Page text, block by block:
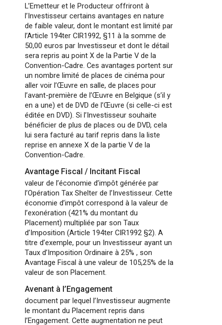
L’Emetteur et le Producteur offriront à
l’Investisseur certains avantages en nature
de faible valeur, dont le montant est limité par
l’Article 194ter CIR1992, §11 à la somme de
50,00 euros par Investisseur et dont le détail
sera repris au point X de la Partie V de la
Convention-Cadre. Ces avantages portent sur
un nombre limité de places de cinéma pour
aller voir l’Œuvre en salle, de places pour
l’avant-première de l’Œuvre en Belgique (s’il y
en a une) et de DVD de l’Œuvre (si celle-ci est
éditée en DVD). Si l’Investisseur souhaite
bénéficier de plus de places ou de DVD, cela
lui sera facturé au tarif repris dans la liste
reprise en annexe X de la partie V de la
Convention-Cadre.
Avantage Fiscal / Incitant Fiscal
valeur de l’économie d’impôt générée par
l’Opération Tax Shelter de l’Investisseur. Cette
économie d’impôt correspond à la valeur de
l’exonération (421% du montant du
Placement) multipliée par son Taux
d’Imposition (Article 194ter CIR1992 §2). A
titre d’exemple, pour un Investisseur ayant un
Taux d’Imposition Ordinaire à 25% , son
Avantage Fiscal à une valeur de 105,25% de la
valeur de son Placement.
Avenant à l’Engagement
document par lequel l’Investisseur augmente
le montant du Placement repris dans
l’Engagement. Cette augmentation ne peut